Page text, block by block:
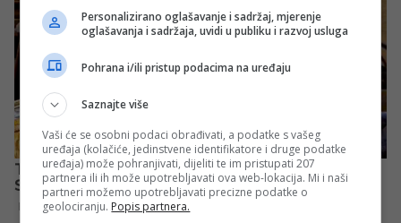
Personalizirano oglašavanje i sadržaj, mjerenje
oglašavanja i sadržaja, uvidi u publiku i razvoj usluga
Pohrana i/ili pristup podacima na uređaju
Saznajte više
Vaši će se osobni podaci obrađivati, a podatke s vašeg
uređaja (kolačiće, jedinstvene identifikatore i druge podatke
uređaja) može pohranjivati, dijeliti te im pristupati 207
partnera ili ih može upotrebljavati ova web-lokacija. Mi i naši
partneri možemo upotrebljavati precizne podatke o
geolociranju. Popis partnera.